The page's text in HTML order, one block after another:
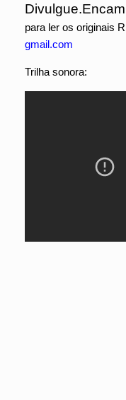
para ler os originais
gmail.com
Trilha sonora: